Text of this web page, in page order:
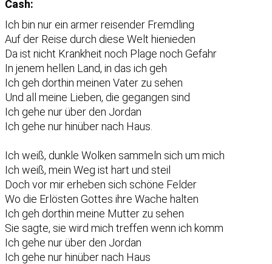
Cash:
Ich bin nur ein armer reisender Fremdling
Auf der Reise durch diese Welt hienieden
Da ist nicht Krankheit noch Plage noch Gefahr
In jenem hellen Land, in das ich geh
Ich geh dorthin meinen Vater zu sehen
Und all meine Lieben, die gegangen sind
Ich gehe nur über den Jordan
Ich gehe nur hinüber nach Haus.
Ich weiß, dunkle Wolken sammeln sich um mich
Ich weiß, mein Weg ist hart und steil
Doch vor mir erheben sich schöne Felder
Wo die Erlösten Gottes ihre Wache halten
Ich geh dorthin meine Mutter zu sehen
Sie sagte, sie wird mich treffen wenn ich komm
Ich gehe nur über den Jordan
Ich gehe nur hinüber nach Haus